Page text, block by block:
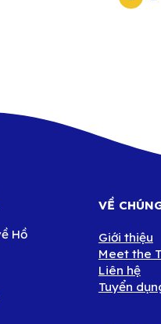
Hồ
VỀ
Giới thiệu
Meet the
Liên hệ
Tuyển